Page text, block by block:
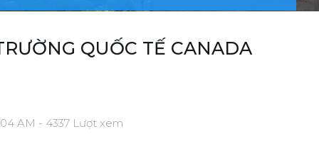
QUỐC TẾ CANADA
AM - 4337 Lượt xem